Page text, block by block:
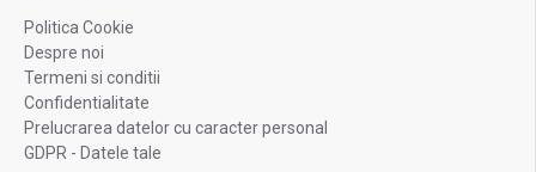
Politica Cookie
Despre noi
Termeni si conditii
Confidentialitate
Prelucrarea datelor cu caracter personal
GDPR - Datele tale